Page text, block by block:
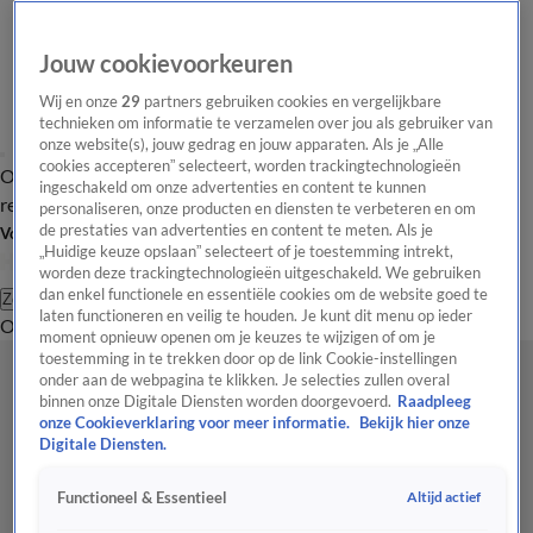
Overzicht Laatste nieuws Regionieuws Het beste van Hart
Tip de
redactie
Volg Hart van Nederland
Zoeken
OverzichtRegioUitzendingenWeerTip de redactiePanelVideo's
Jouw cookievoorkeuren
Wij en onze29 partners gebruiken cookies en vergelijkbare
technieken om informatie te verzamelen over jou als gebruiker van
onze website(s), jouw gedrag en jouw apparaten. Als je „Alle
cookies accepteren” selecteert, worden trackingtechnologieën
ingeschakeld om onze advertenties en content te kunnen
personaliseren, onze producten en diensten te verbeteren en om
de prestaties van advertenties en content te meten. Als je
„Huidige keuze opslaan” selecteert of je toestemming intrekt,
worden deze trackingtechnologieën uitgeschakeld. We gebruiken
dan enkel functionele en essentiële cookies om de website goed te
laten functioneren en veilig te houden. Je kunt dit menu op ieder
moment opnieuw openen om je keuzes te wijzigen of om je
toestemming in te trekken door op de link Cookie-instellingen
onder aan de webpagina te klikken. Je selecties zullen overal
binnen onze Digitale Diensten worden doorgevoerd. Raadpleeg
onze Cookieverklaring voor meer informatie.
Bekijk hier onze
Digitale Diensten.
Functioneel & Essentieel Altijd actief